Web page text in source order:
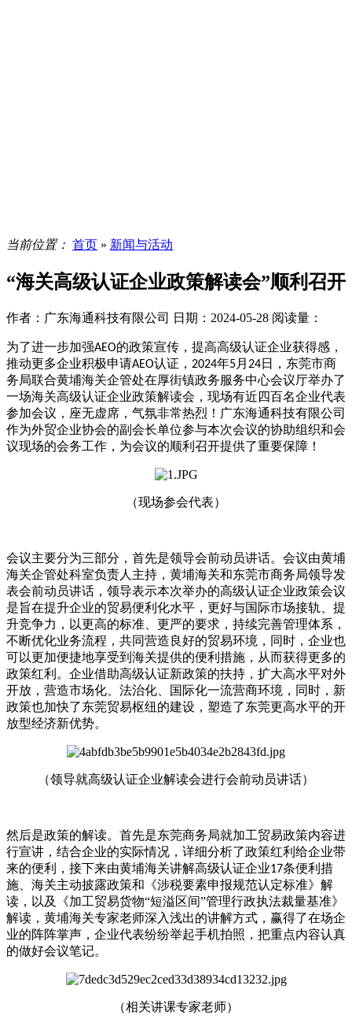
当前位置： 首页 » 新闻与活动
“海关高级认证企业政策解读会”顺利召开
作者：广东海通科技有限公司 日期：2024-05-28 阅读量：
为了进一步加强AEO的政策宣传，提高高级认证企业获得感，
推动更多企业积极申请AEO认证， 2024年5月 24日，东莞市商
务局联合黄埔海关企管处在厚街镇政务服务中心会议厅举办了
一场海关高级认证企业政策解读会， 现场有近四百名企业代表
参加会议 ，座无虚席，气氛非常热烈！ 广东海通科技有限公司
作为外贸企业协会的副会长单位参与本次会议的协助组织和会
议现场的会务工作，为会议的顺利召开提供了重要保障！
（现场参会代表）
会议主要分为三部分，首先是领导会前动员讲话。会议由黄埔
海关企管处科室负责人主持，黄埔海关和东莞市商务局领导发
表会前动员讲话，领导表示本次举办的高级认证企业政策会议
是旨在提升企业的贸易便利化水平，更好与国际市场接轨、提
升竞争力，以更高的标准、更严的要求，持续完善管理体系，
不断优化业务流程，共同营造良好的贸易环境，同时，企业也
可以更加便捷地享受到海关提供的便利措施，从而获得更多的
政策红利。企业借助高级认证新政策的扶持，扩大高水平对外
开放，营造市场化、法治化、国际化一流营商环境，同时，新
政策也加快了东莞贸易枢纽的建设，塑造了东莞更高水平的开
放型经济新优势。
（领导就高级认证企业解读会进行会前动员讲话）
然后是政策的解读。首先是东莞商务局就加工贸易政策内容进
行宣讲，结合企业的实际情况，详细分析了政策红利给企业带
来的便利，接下来由黄埔海关讲解高级认证企业17条便利措
施、海关主动披露政策和《涉税要素申报规范认定标准》解
读，以及《加工贸易货物“短溢区间”管理行政执法裁量基准》
解读，黄埔海关专家老师深入浅出的讲解方式，赢得了在场企
业的阵阵掌声，企业代表纷纷举起手机拍照，把重点内容认真
的做好会议笔记。
（相关讲课专家老师）